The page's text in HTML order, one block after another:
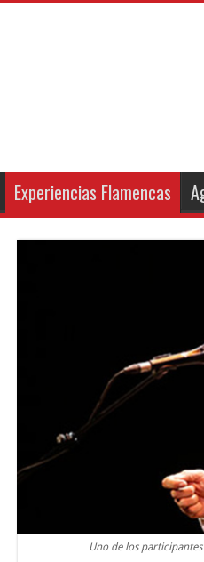
Experiencias Flamencas
Uno de los